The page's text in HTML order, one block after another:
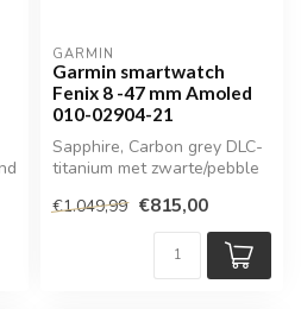
GARMIN
Garmin smartwatch
Fenix 8 -47 mm Amoled
010-02904-21
Sapphire, Carbon grey DLC-
titanium met zwarte/pebble
€1.049,99 €815,00